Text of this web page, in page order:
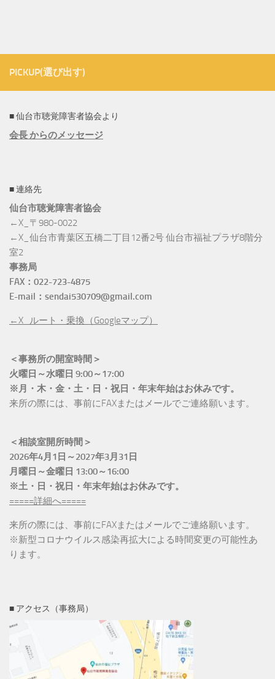
PICKUP(選び出す)
■ 仙台市聴覚障害者協会より
会長 からのメッセージ
■ 連絡先
仙台市聴覚障害者協会
←X_〒980-0022
←X_仙台市青葉区五橋二丁目12番2号 仙台市福祉プラザ8階分
室2
事務局
FAX：022-723-4875
E-mail：sendai530709@gmail.com
←X_ルート・乗換（Googleマップ）
＜事務所の開室時間＞
火曜日～水曜日 9:00～17:00
※月・木・金・土・日・祝日・年末年始はお休みです。
来所の際には、事前にFAXまたはメールでご連絡願います。
＜相談室開所時間＞
2026年4月1日～2027年3月31日
月曜日～金曜日 13:00～16:00
※土・日・祝日・年末年始はお休みです。
=====詳細へ=====
来所の際には、事前にFAXまたはメールでご連絡願います。
※新型コロナウイルス感染再拡大による時間変更の可能性あ
ります。
■ アクセス（事務局）